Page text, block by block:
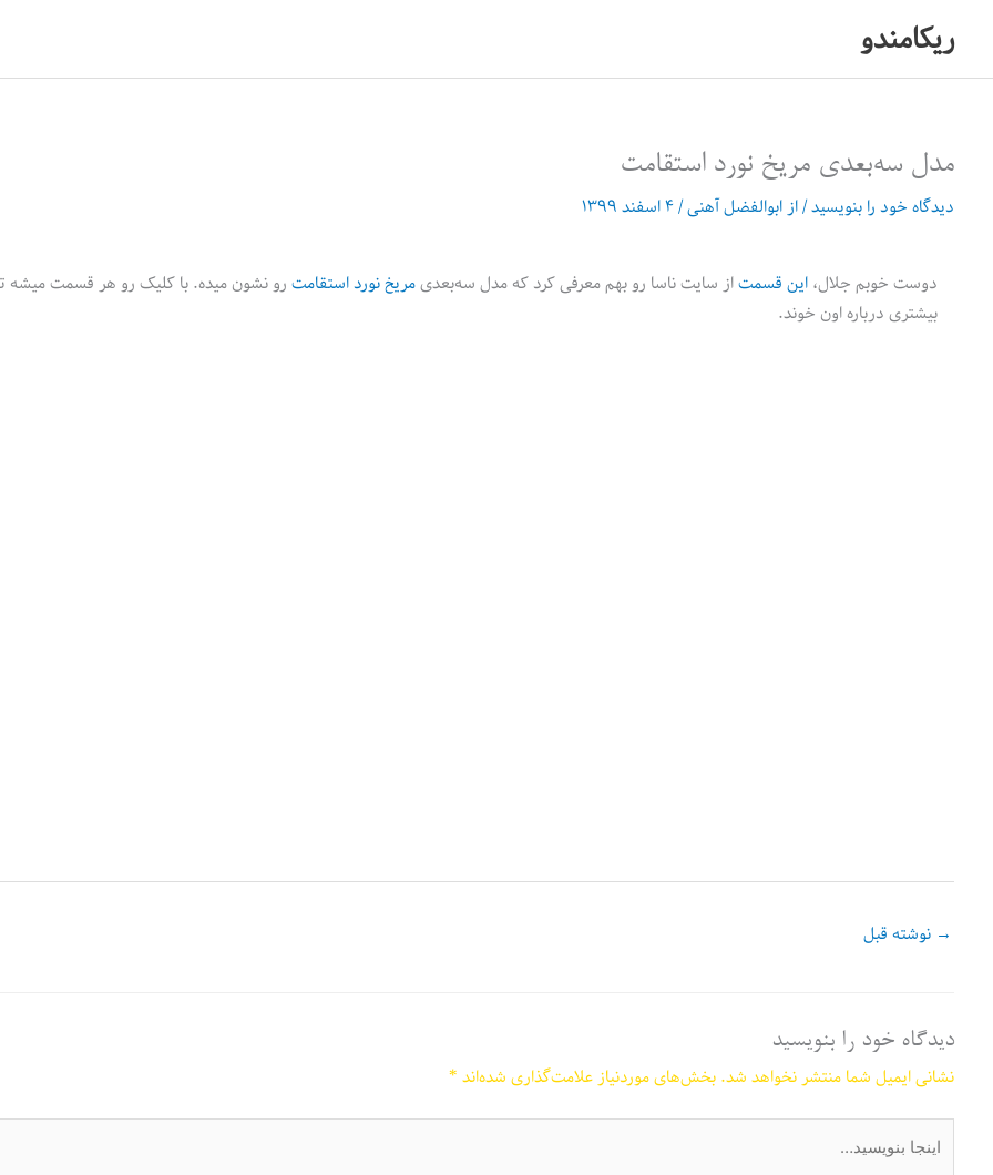
محتوا
ریکامندو
مدل سه‌‎بعدی مریخ نورد استقامت
دیدگاه‌ خود را بنویسید/ ازابوالفضل آهنی/۴ اسفند ۱۳۹۹
دوست خوبم جلال،این قسمتاز سایت ناسا رو بهم معرفی کرد که مدل سه‌‎بعدی مریخ نورد استقامترو نشون میده. با کلیک رو هر قسمت میشه
بیشتری درباره اون خوند.
→ نوشته قبل
دیدگاه‌ خود را بنویسید
نشانی ایمیل شما منتشر نخواهد شد.بخش‌های موردنیاز علامت‌گذاری شده‌اند*
بنویسید…